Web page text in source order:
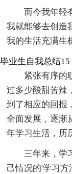
而今我年轻
我就能够去创造
我的生活充满生
毕业生自我总结15
紧张有序的
过多少酸甜苦辣
到了相应的回报
全面发展，逐渐
年学习生活，历
三年来，学
己情况的'学习